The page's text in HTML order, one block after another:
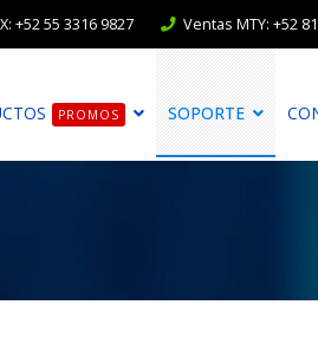
+52 55 3316 9827 Ventas MTY: +52
PROMOS SOPORTE